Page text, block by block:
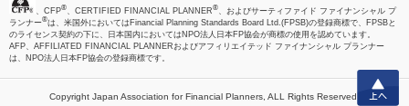
上へ
、CFP® 、CERTIFIED FINANCIAL PLANNER® 、およびサーティファイド ファイナンシャル プ
ランナー®は、米国外においてはFinancial Planning Standards Board Ltd.(FPSB)の登録商標で、FPSBと
のライセンス契約の下に、日本国内においてはNPO法人日本FP協会が商標の使用を認めています。
AFP、AFFILIATED FINANCIAL PLANNERおよびアフィリエイテッド ファイナンシャル プランナー
は、NPO法人日本FP協会の登録商標です。
Copyright Japan Association for Financial Planners, ALL Rights Reserved.